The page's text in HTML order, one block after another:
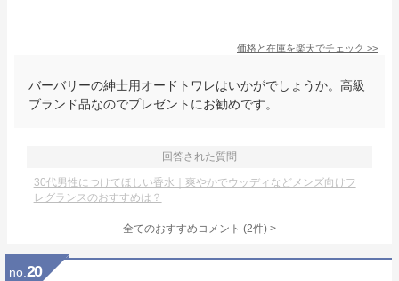
価格と在庫を楽天でチェック >>
バーバリーの紳士用オードトワレはいかがでしょうか。高級
ブランド品なのでプレゼントにお勧めです。
回答された質問
30代男性につけてほしい香水｜爽やかでウッディなどメンズ向けフ
レグランスのおすすめは？
全てのおすすめコメント (2件) >
no. 20